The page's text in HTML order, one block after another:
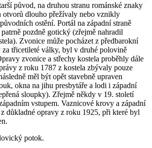
původ, na druhou stranu románské znaky
otvorů dlouho přežívaly nebo vznikly
ostění. Portál na západní straně
pozdně gotický (zřejmě nahradil
Zvonice může pocházet z předbarokní
třicetileté války, byl v druhé polovině
zvonice a střechy kostela proběhly dále
z roku 1787 z kostela zbývaly pouze
měl být opět stavebně upraven
okna na jihu presbytáře a lodi i západní
sloupky). Zřejmě někdy v 19. století
vstupem. Vaznicové krovy a západní
důkladné opravy z roku 1925, při které byl
potok.